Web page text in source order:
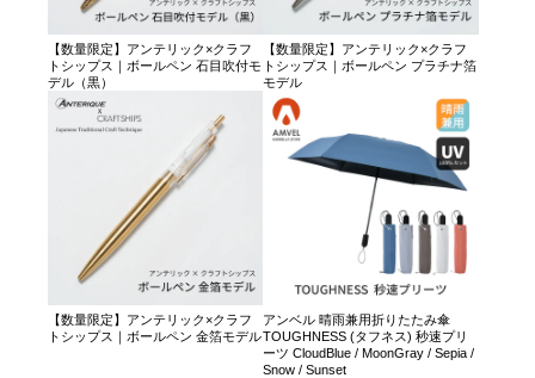
【数量限定】アンテリック×クラフ
トシップス｜ボールペン 石目吹付モ
デル（黒）
【数量限定】アンテリック×クラフ
トシップス｜ボールペン プラチナ箔
モデル
【数量限定】アンテリック×クラフ
トシップス｜ボールペン 金箔モデル
アンベル 晴雨兼用折りたたみ傘
TOUGHNESS (タフネス) 秒速プリ
ーツ CloudBlue / MoonGray / Sepia /
Snow / Sunset